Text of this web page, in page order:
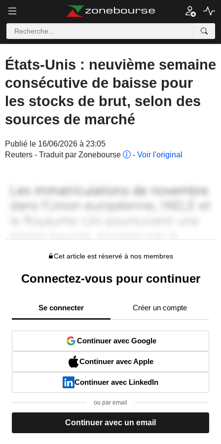
États-Unis : neuvième semaine
consécutive de baisse pour
les stocks de brut, selon des
sources de marché
Publié le 16/06/2026 à 23:05
Reuters - Traduit par Zonebourse
- Voir l'original
Cet article est réservé à nos membres
Connectez-vous pour continuer
Se connecter Créer un compte
Continuer avec Google
Continuer avec Apple
Continuer avec LinkedIn
ou par email
Continuer avec un email